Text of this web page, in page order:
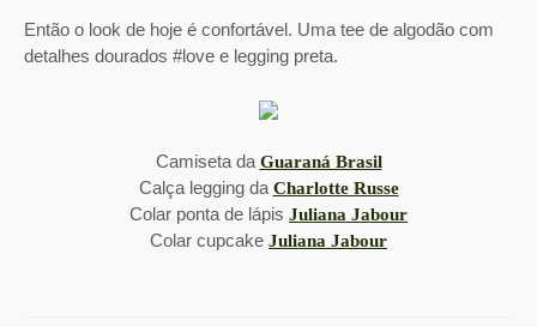
Então o look de hoje é confortável. Uma tee de algodão com
detalhes dourados #love e legging preta.
Camiseta da Guaraná Brasil
Calça legging da Charlotte Russe
Colar ponta de lápis Juliana Jabour
Colar cupcake Juliana Jabour